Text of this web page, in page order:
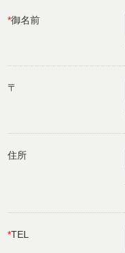
*御名前
〒
住所
*TEL